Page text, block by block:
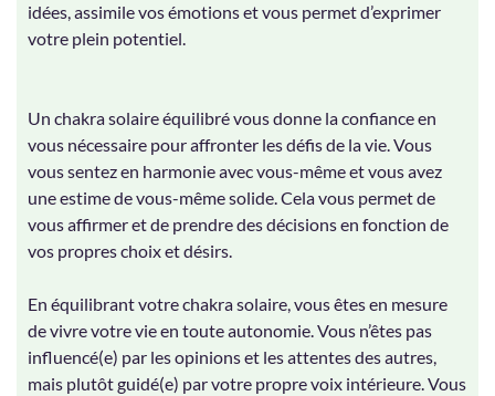
idées, assimile vos émotions et vous permet d’exprimer
votre plein potentiel.
Un chakra solaire équilibré vous donne la confiance en
vous nécessaire pour affronter les défis de la vie. Vous
vous sentez en harmonie avec vous-même et vous avez
une estime de vous-même solide. Cela vous permet de
vous affirmer et de prendre des décisions en fonction de
vos propres choix et désirs.
En équilibrant votre chakra solaire, vous êtes en mesure
de vivre votre vie en toute autonomie. Vous n’êtes pas
influencé(e) par les opinions et les attentes des autres,
mais plutôt guidé(e) par votre propre voix intérieure. Vous